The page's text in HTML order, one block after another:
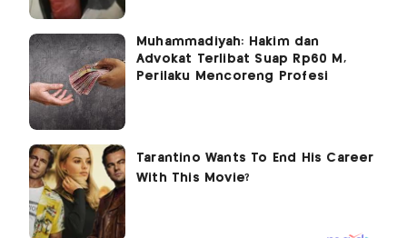
Muhammadiyah: Hakim dan
Advokat Terlibat Suap Rp60 M,
Perilaku Mencoreng Profesi